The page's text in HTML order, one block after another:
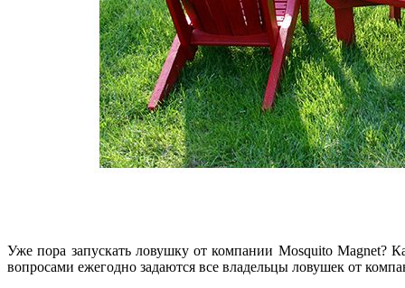
Уже пора запускать ловушку от компании Mosquito Magnet?
вопросами ежегодно задаются все владельцы ловушек от